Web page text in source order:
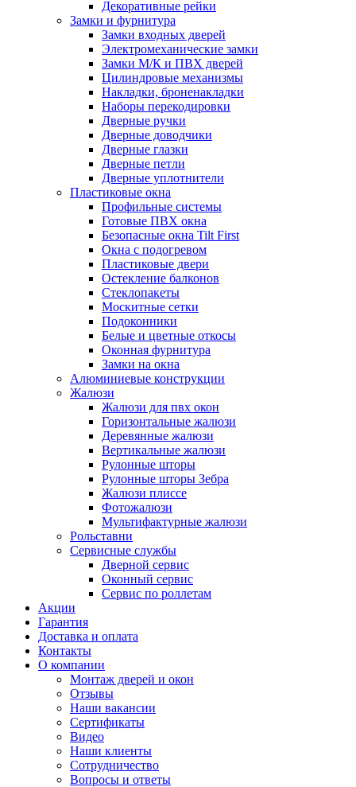
Декоративные рейки
Замки и фурнитура
Замки входных дверей
Электромеханические замки
Замки М/К и ПВХ дверей
Цилиндровые механизмы
Накладки, броненакладки
Наборы перекодировки
Дверные ручки
Дверные доводчики
Дверные глазки
Дверные петли
Дверные уплотнители
Пластиковые окна
Профильные системы
Готовые ПВХ окна
Безопасные окна Tilt First
Окна с подогревом
Пластиковые двери
Остекление балконов
Стеклопакеты
Москитные сетки
Подоконники
Белые и цветные откосы
Оконная фурнитура
Замки на окна
Алюминиевые конструкции
Жалюзи
Жалюзи для пвх окон
Горизонтальные жалюзи
Деревянные жалюзи
Вертикальные жалюзи
Рулонные шторы
Рулонные шторы Зебра
Жалюзи плиссе
Фотожалюзи
Мультифактурные жалюзи
Рольставни
Сервисные службы
Дверной сервис
Оконный сервис
Сервис по роллетам
Акции
Гарантия
Доставка и оплата
Контакты
О компании
Монтаж дверей и окон
Отзывы
Наши вакансии
Сертификаты
Видео
Наши клиенты
Сотрудничество
Вопросы и ответы